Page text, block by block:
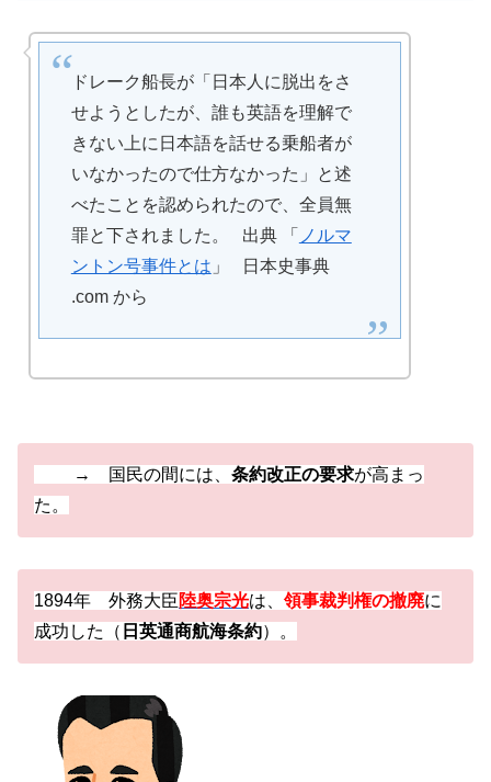
ドレーク船長が「日本人に脱出をさ
せようとしたが、誰も英語を理解で
きない上に日本語を話せる乗船者が
いなかったので仕方なかった」と述
べたことを認められたので、全員無
罪と下されました。 出典 「 ノルマ
ントン号事件とは 」 日本史事典
.com から
→ 国民の間には、 条約改正の要求が高まっ
た。
1894年 外務大臣陸奥宗光は、 領事裁判権の撤廃に
成功した（ 日英通商航海条約）。